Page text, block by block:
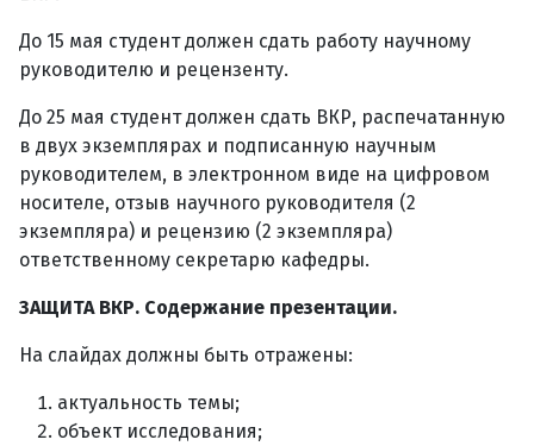
До 15 мая студент должен сдать работу научному
руководителю и рецензенту.
До 25 мая студент должен сдать ВКР, распечатанную
в двух экземплярах и подписанную научным
руководителем, в электронном виде на цифровом
носителе, отзыв научного руководителя (2
экземпляра) и рецензию (2 экземпляра)
ответственному секретарю кафедры.
ЗАЩИТА ВКР. Содержание презентации.
На слайдах должны быть отражены:
актуальность темы;
объект исследования;